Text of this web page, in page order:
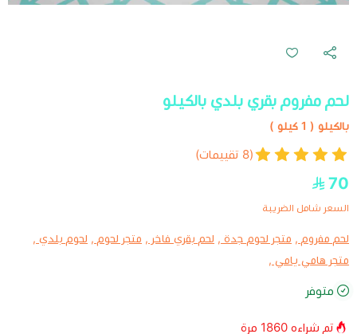
لحم مفروم بقري بلدي بالكيلو
بالكيلو ( 1 كيلو )
(8 تقييمات)
70
السعر شامل الضريبة
لحم مفروم , متجر لحوم جدة , لحم بقري فاخر , متجر لحوم , لحوم بلدي ,
متجر هامي يامي ,
متوفر
تم شراءه 1860 مرة